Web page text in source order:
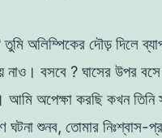
তুমি অলিম্পিকের দৌড়দিলে
নাও। বসবে ? ঘাসের উপর বসে
আমি অপেক্ষা করছি কখন তিনি
ঘটনা শুনব, তােমার নিঃশ্বাস-